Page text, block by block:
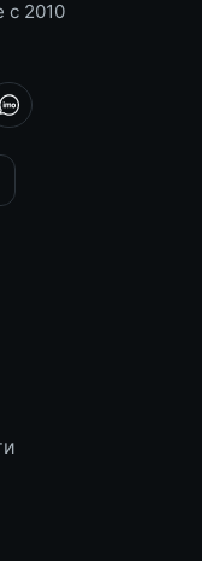
с 2010